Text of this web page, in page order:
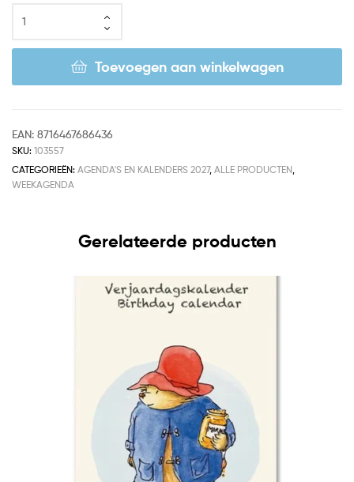
Toevoegen aan winkelwagen
EAN: 8716467686436
SKU: 103557
CATEGORIEËN: AGENDA'S EN KALENDERS 2027, ALLE PRODUCTEN
WEEKAGENDA
Gerelateerde producten